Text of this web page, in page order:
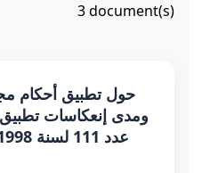
3document(s)
حول تطبيق أحكام